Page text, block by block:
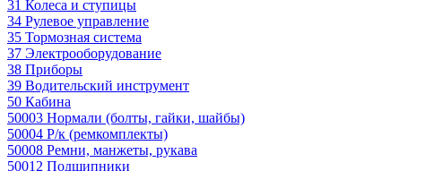
31 Колеса и ступицы
34 Рулевое управление
35 Тормозная система
37 Электрооборудование
38 Приборы
39 Водительский инструмент
50 Кабина
50003 Нормали (болты, гайки, шайбы)
50004 Р/к (ремкомплекты)
50008 Ремни, манжеты, рукава
50012 Подшипники